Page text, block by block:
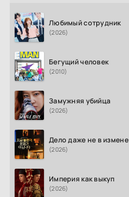
Любимый сотрудник
(2026)
Бегущий человек
(2010)
Замужняя убийца
(2026)
Дело даже не в измене
(2026)
Империя как выкуп
(2026)